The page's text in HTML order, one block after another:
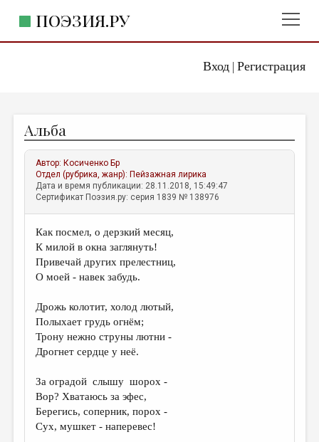
Вход| Регистрация
ПОЭЗИЯ.РУ
ЖАНРЫ
АВТОРЫ
КОММЕНТАРИИ
ЛИТСАЛОН
НОВОСТИ
ПРАВИЛА САЙТА
ИЗБРАННОЕ
ДАЙДЖЕСТ
ПЕРЕВОДЫ
КОНКУРСЫ
Альба
Автор: Косиченко Бр
Отдел (рубрика, жанр): Пейзажная лирика
Дата и время публикации: 28.11.2018, 15:49:47
Сертификат Поэзия.ру: серия 1839 № 138976
Как посмел, о дерзкий месяц,
К милой в окна заглянуть!
Привечай других прелестниц,
О моей - навек забудь.
Дрожь колотит, холод лютый,
Полыхает грудь огнём;
Трону нежно струны лютни -
Дрогнет сердце у неё.
За оградой слышу шорох -
Вор? Хватаюсь за эфес,
Берегись, соперник, порох -
Сух, мушкет - наперевес!